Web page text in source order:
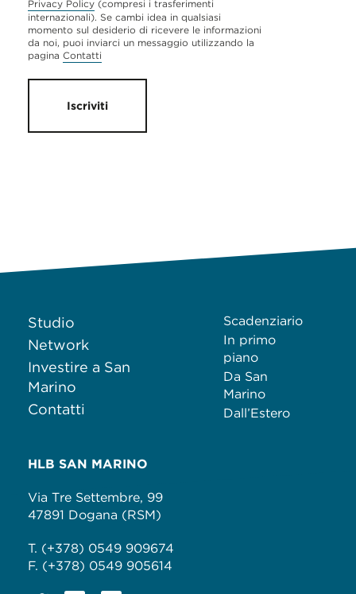
Privacy Policy (compresi i trasferimenti
internazionali). Se cambi idea in qualsiasi
momento sul desiderio di ricevere le informazioni
da noi, puoi inviarci un messaggio utilizzando la
pagina Contatti
Iscriviti
Studio
Network
Investire a San
Marino
Contatti
Scadenziario
In primo
piano
Da San
Marino
Dall’Estero
HLB SAN MARINO
Via Tre Settembre, 99
47891 Dogana (RSM)
T. (+378) 0549 909674
F. (+378) 0549 905614